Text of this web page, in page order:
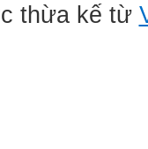
thừa kế từ